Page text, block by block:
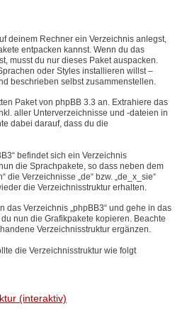
deinem Rechner ein Verzeichnis anlegst,
entpacken kannst. Wenn du das
musst du nur dieses Paket auspacken.
oder Styles installieren willst –
beschrieben selbst zusammenstellen.
Paket von phpBB 3.3 an. Extrahiere das
aller Unterverzeichnisse und -dateien in
dabei darauf, dass du die
befindet sich ein Verzeichnis
die Sprachpakete, so dass neben dem
die Verzeichnisse „de“ bzw. „de_x_sie“
die Verzeichnisstruktur erhalten.
Verzeichnis „phpBB3“ und gehe in das
nun die Grafikpakete kopieren. Beachte
Verzeichnisstruktur ergänzen.
die Verzeichnisstruktur wie folgt
(interaktiv)